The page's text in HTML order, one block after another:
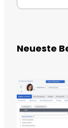
Neueste